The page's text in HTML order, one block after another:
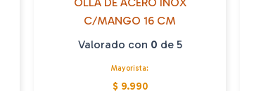
C/MANGO 16 CM
Valorado con 0 de 5
Mayorista:
$ 9.990